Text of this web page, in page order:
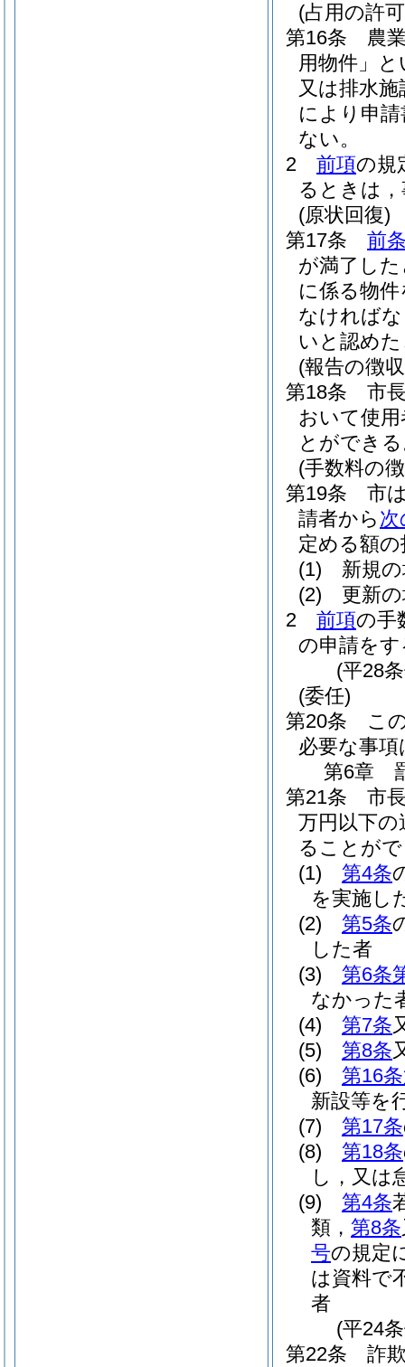
(占用の許
第16条
農
用物件」
又は排水
により申
ない。
2
前項の規
るときは
(原状回復)
第17条
前
が満了し
に係る物
なければ
いと認め
(報告の徴
第18条
市
おいて使
とができ
(手数料の
第19条
市
請者から 次
定める額
(1)
新規
(2)
更新
2
前項の手
の申請を
(平28
(委任)
第20条
こ
必要な事
第6章
第21条
市
万円以下
ることが
(1)
第4条
を実施し
(2)
第5条
した者
(3)
第6条
なかった
(4)
第7条
(5)
第8条
(6)
第16
新設等を
(7)
第17条
(8)
第18条
し，又は
(9)
第4条
類， 第8条
号の規定
は資料で
者
(平24
第22条
詐